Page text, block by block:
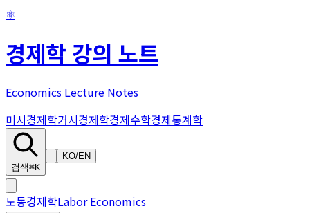
⚛
경제학 강의 노트
Economics Lecture Notes
미시경제학거시경제학경제수학경제통계학
검색⌘K
KO/EN
노동경제학Labor Economics